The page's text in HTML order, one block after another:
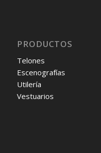
PRODUCTOS
Telones
Escenografías
Utilería
Vestuarios